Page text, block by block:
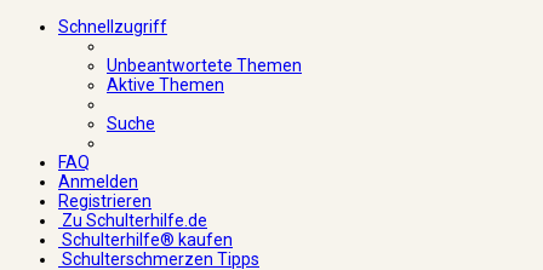
Schnellzugriff
Unbeantwortete Themen
Aktive Themen
Suche
FAQ
Anmelden
Registrieren
Zu Schulterhilfe.de
Schulterhilfe® kaufen
Schulterschmerzen Tipps